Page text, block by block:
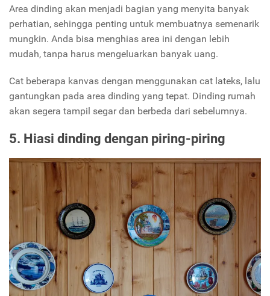
Area dinding akan menjadi bagian yang menyita banyak
perhatian, sehingga penting untuk membuatnya semenarik
mungkin. Anda bisa menghias area ini dengan lebih
mudah, tanpa harus mengeluarkan banyak uang.
Cat beberapa kanvas dengan menggunakan cat lateks, lalu
gantungkan pada area dinding yang tepat. Dinding rumah
akan segera tampil segar dan berbeda dari sebelumnya.
5. Hiasi dinding dengan piring-piring